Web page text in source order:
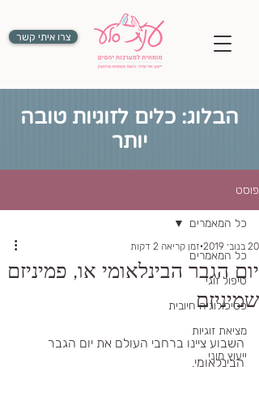
צרו איתי קשר
הבלוג: כלים לזוגיות טובה
יותר
פוסט
כל המאמרים
טיפול זוגי
פסיכולוגיה חיובית
מציאת זוגיות
ייעוץ מיני
כל המאמרים
יום הגבר הבינלאומי או, פמיניזם
שמיניזם
20 בנוב׳ 2019 זמן קריאה 2 דקות
השבוע ציינו ברחבי העולם את יום הגבר
הבינלאומי.